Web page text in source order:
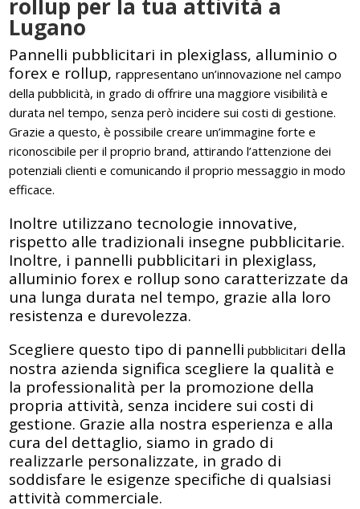
rollup per la tua attività a
Lugano
Pannelli pubblicitari in plexiglass, alluminio o
forex e rollup,rappresentano un’innovazione nel campo
della pubblicità, in grado di offrire una maggiore visibilità e
durata nel tempo, senza però incidere sui costi di gestione.
Grazie a questo, è possibile creare un’immagine forte e
riconoscibile per il proprio brand, attirando l’attenzione dei
potenziali clienti e comunicando il proprio messaggio in modo
efficace.
Inoltre utilizzano tecnologie innovative,
rispetto alle tradizionali insegne pubblicitarie.
Inoltre, i pannelli pubblicitari in plexiglass,
alluminio forex e rollup sono caratterizzate da
una lunga durata nel tempo, grazie alla loro
resistenza e durevolezza.
Scegliere questo tipo di pannelli pubblicitari della
nostra azienda significa scegliere la qualità e
la professionalità per la promozione della
propria attività, senza incidere sui costi di
gestione. Grazie alla nostra esperienza e alla
cura del dettaglio, siamo in grado di
realizzarle personalizzate, in grado di
soddisfare le esigenze specifiche di qualsiasi
attività commerciale.